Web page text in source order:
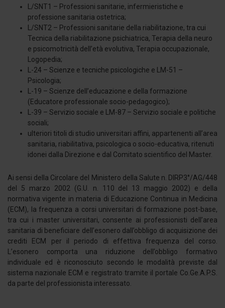
L/SNT1 – Professioni sanitarie, infermieristiche e
professione sanitaria ostetrica;
L/SNT2 – Professioni sanitarie della riabilitazione, tra cui
Tecnica della riabilitazione psichiatrica, Terapia della neuro
e psicomotricità dell’età evolutiva, Terapia occupazionale,
Logopedia;
L-24 – Scienze e tecniche psicologiche e LM-51 –
Psicologia;
L-19 – Scienze dell’educazione e della formazione
(Educatore professionale socio-pedagogico);
L-39 – Servizio sociale e LM-87 – Servizio sociale e politiche
sociali;
ulteriori titoli di studio universitari affini, appartenenti all’area
sanitaria, riabilitativa, psicologica o socio-educativa, ritenuti
idonei dalla Direzione e dal Comitato scientifico del Master.
Ai sensi della Circolare del Ministero della Salute n. DIRP3°/AG/448
del 5 marzo 2002 (G.U. n. 110 del 13 maggio 2002) e della
normativa vigente in materia di Educazione Continua in Medicina
(ECM), la frequenza a corsi universitari di formazione post-base,
tra cui i master universitari, consente ai professionisti dell’area
sanitaria di beneficiare dell’esonero dall’obbligo di acquisizione dei
crediti ECM per il periodo di effettiva frequenza del corso.
L’esonero comporta una riduzione dell’obbligo formativo
individuale ed è riconosciuto secondo le modalità previste dal
sistema nazionale ECM e registrato tramite il portale Co.Ge.A.P.S.
da parte del professionista interessato.